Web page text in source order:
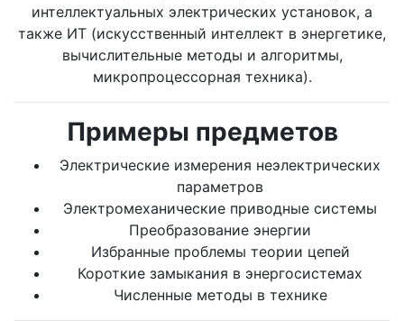
интеллектуальных электрических установок, а
также ИТ (искусственный интеллект в энергетике,
вычислительные методы и алгоритмы,
микропроцессорная техника).
Примеры предметов
Электрические измерения неэлектрических
параметров
Электромеханические приводные системы
Преобразование энергии
Избранные проблемы теории цепей
Короткие замыкания в энергосистемах
Численные методы в технике